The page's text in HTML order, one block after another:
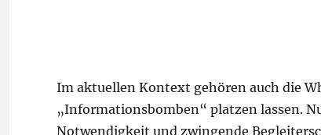
Im aktuellen Kontext gehören auch die
„Informationsbomben“ platzen lassen.
Notwendigkeit und zwingende